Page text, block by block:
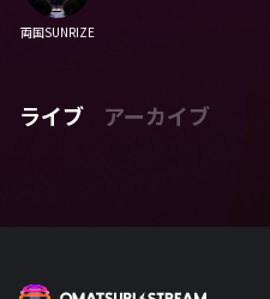
両国SUNRIZE
ライブ アーカイブ